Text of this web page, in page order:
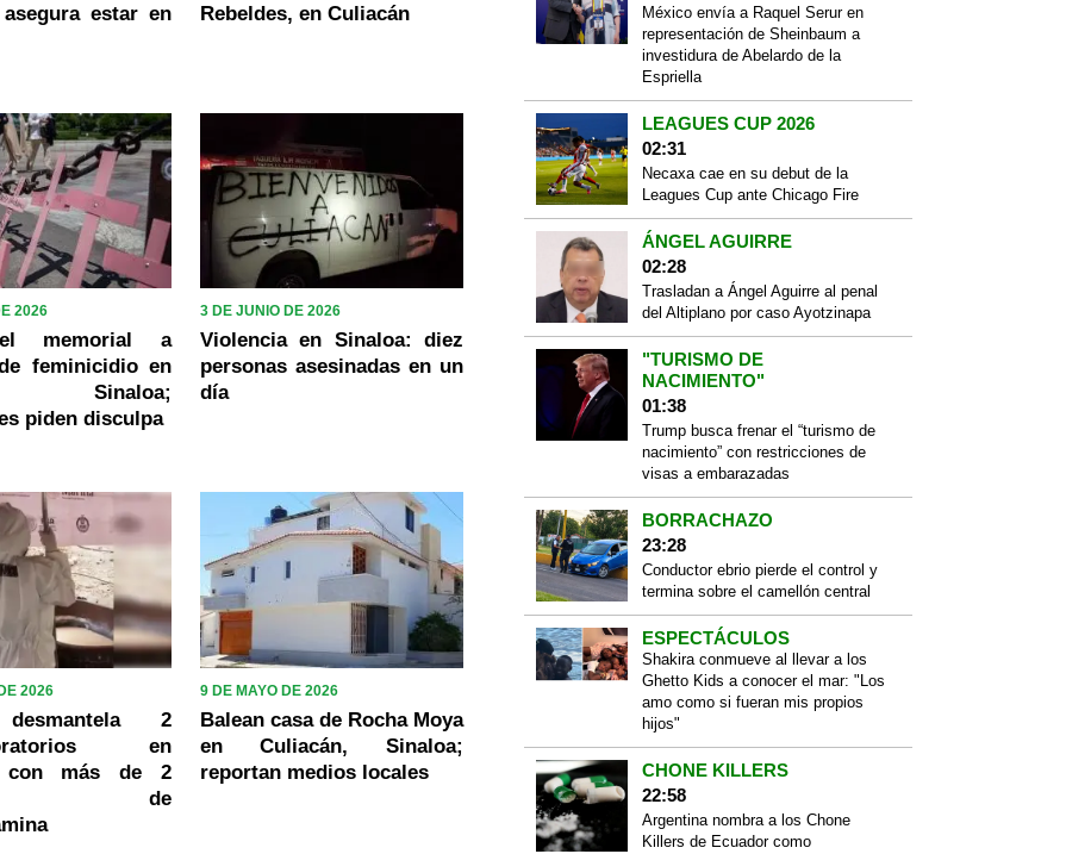
estar en
Rebeldes, en Culiacán
2026
memorial a
feminicidio en
Sinaloa;
piden disculpa
3 DE JUNIO DE 2026
Violencia en Sinaloa: diez
personas asesinadas en un
día
2026
2
en
con más de 2
de
9 DE MAYO DE 2026
Balean casa de Rocha Moya
en Culiacán, Sinaloa;
reportan medios locales
México envía a Raquel Serur en
representación de Sheinbaum a
investidura de Abelardo de la
Espriella
LEAGUES CUP 2026
02:31
Necaxa cae en su debut de la
Leagues Cup ante Chicago Fire
ÁNGEL AGUIRRE
02:28
Trasladan a Ángel Aguirre al penal
del Altiplano por caso Ayotzinapa
"TURISMO DE
NACIMIENTO"
01:38
Trump busca frenar el “turismo de
nacimiento” con restricciones de
visas a embarazadas
BORRACHAZO
23:28
Conductor ebrio pierde el control y
termina sobre el camellón central
ESPECTÁCULOS
Shakira conmueve al llevar a los
Ghetto Kids a conocer el mar: "Los
amo como si fueran mis propios
hijos"
CHONE KILLERS
22:58
Argentina nombra a los Chone
Killers de Ecuador como